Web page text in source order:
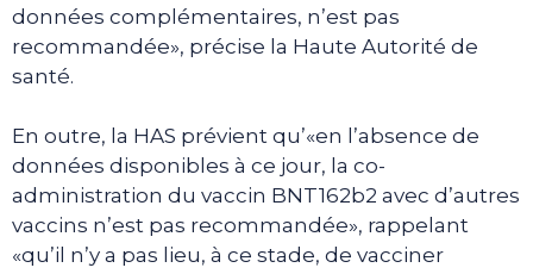
données complémentaires, n’est pas
recommandée», précise la Haute Autorité de
santé.
En outre, la HAS prévient qu’«en l’absence de
données disponibles à ce jour, la co-
administration du vaccin BNT162b2 avec d’autres
vaccins n’est pas recommandée», rappelant
«qu’il n’y a pas lieu, à ce stade, de vacciner